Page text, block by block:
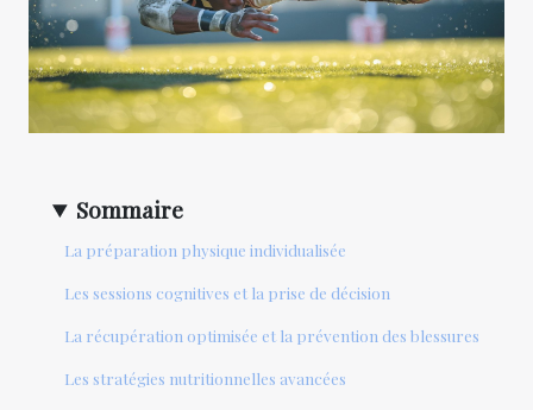
Sommaire
La préparation physique individualisée
Les sessions cognitives et la prise de décision
La récupération optimisée et la prévention des blessures
Les stratégies nutritionnelles avancées